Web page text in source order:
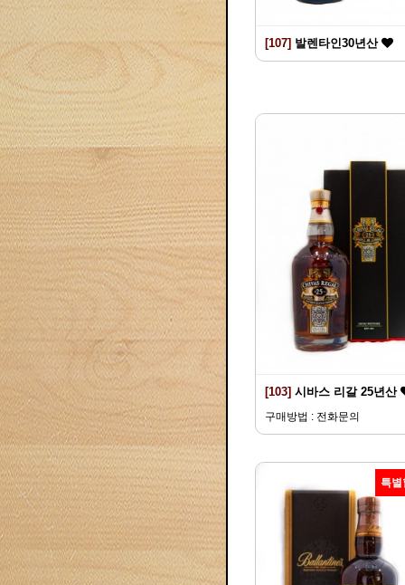
[107] 발렌타인30년산
[103] 시바스 리갈 25년산
구매방법 : 전화문의
특별